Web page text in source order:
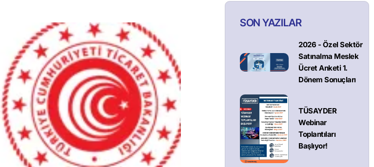
SON YAZILAR
2026 - Özel Sektör
Satınalma Meslek
Ücret Anketi 1.
Dönem Sonuçları
TÜSAYDER
Webinar
Toplantıları
Başlıyor!